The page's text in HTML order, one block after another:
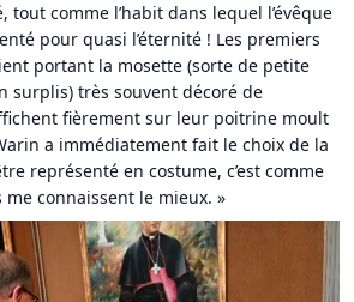
tout comme l’habit dans lequel l’évêque
pour quasi l’éternité ! Les premiers
portant la mosette (sorte de petite
surplis) très souvent décoré de
fièrement sur leur poitrine moult
a immédiatement fait le choix de la
représenté en costume, c’est comme
connaissent le mieux. »